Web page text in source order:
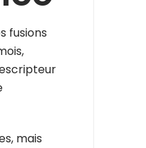
fusions
mais